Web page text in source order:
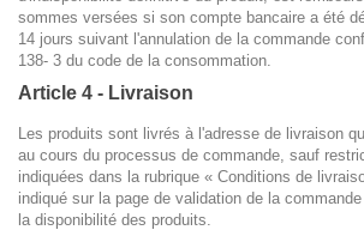
sommes versées si son compte bancaire a été
14 jours suivant l'annulation de la commande
138- 3 du code de la consommation.
Article 4 - Livraison
Les produits sont livrés à l'adresse de livraison
au cours du processus de commande, sauf
indiquées dans la rubrique « Conditions de
indiqué sur la page de validation de la
la disponibilité des produits.